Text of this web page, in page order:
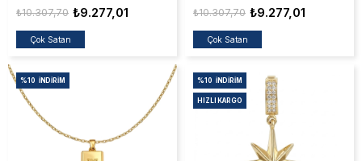
₺9.277,01
₺10.307,70
Çok Satan
₺9.277,01
₺10.307,70
Çok Satan
%10 İNDIRIM %10 İNDIRIM
HIZLI KARGO